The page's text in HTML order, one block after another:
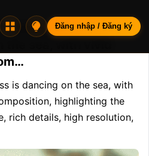
woman in a green
is dancing on the sea, with
highlighting the
rich details, high resolution,
Đăng nhập / Đăng ký